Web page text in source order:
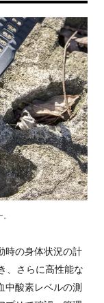
時の身体状況の計
、さらに高性能な
中酸素レベルの測